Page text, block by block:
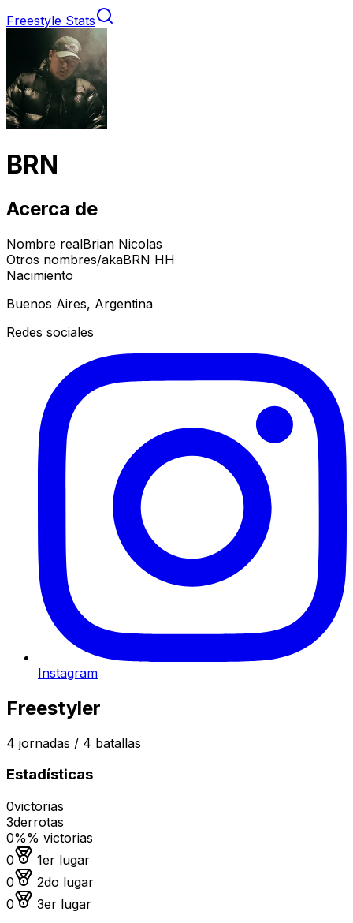
Freestyle Stats
BRN
Acerca de
Nombre realBrian Nicolas
Otros nombres/akaBRN HH
Nacimiento
Buenos Aires, Argentina
Redes sociales
Instagram
Freestyler
4 jornadas / 4 batallas
Estadísticas
0victorias
3derrotas
0%% victorias
0
Medalla de oro
1er lugar
0
Medalla de plata
2do lugar
0
Medalla de bronce
3er lugar